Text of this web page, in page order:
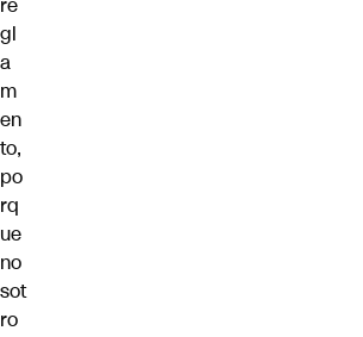
gl
a
m
en
to,
po
rq
ue
no
sot
ro